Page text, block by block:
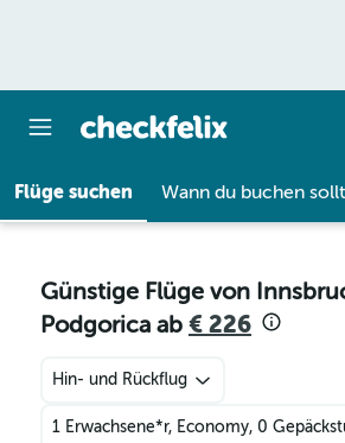
Flüge suchen Wann du buchen
Günstige Flüge von
Podgorica ab € 226
Hin- und Rückflug
1 Erwachsene*r, Economy, 0